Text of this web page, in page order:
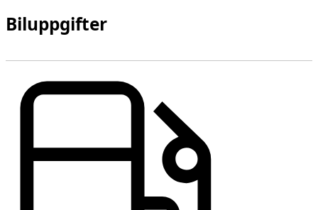
Biluppgifter